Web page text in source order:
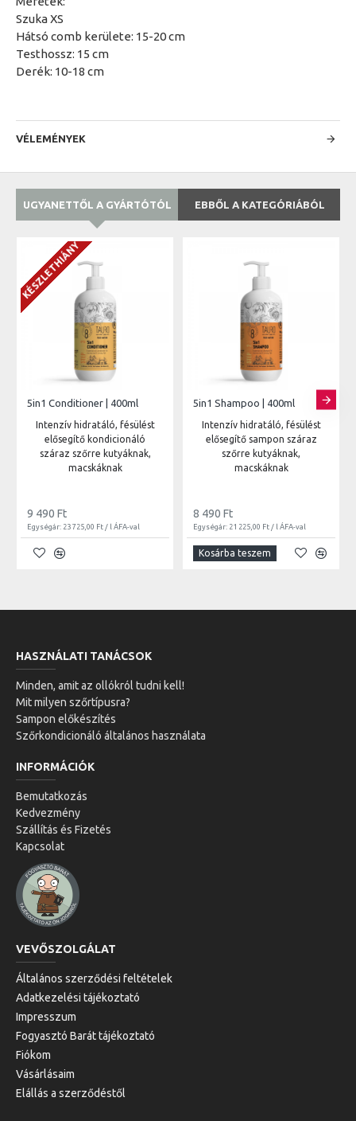
Szuka XS
Hátsó comb kerülete: 15-20 cm
Testhossz: 15 cm
Derék: 10-18 cm
VÉLEMÉNYEK
UGYANETTŐL A GYÁRTÓTÓL EBBŐL A KATEGÓRIÁBÓL
KÉSZLETHIÁNY
5in1 Conditioner | 400ml
Intenzív hidratáló, fésülést
elősegítő kondicionáló
száraz szőrre kutyáknak,
macskáknak
9 490 Ft
Egységár: 23 725,00 Ft / l ÁFA-val
5in1 Shampoo | 400ml
Intenzív hidratáló, fésülést
elősegítő sampon száraz
szőrre kutyáknak,
macskáknak
8 490 Ft
Egységár: 21 225,00 Ft / l ÁFA-val
Kosárba teszem
HASZNÁLATI TANÁCSOK
Minden, amit az ollókról tudni kell!
Mit milyen szőrtípusra?
Sampon előkészítés
Szőrkondicionáló általános használata
INFORMÁCIÓK
Bemutatkozás
Kedvezmény
Szállítás és Fizetés
Kapcsolat
VEVŐSZOLGÁLAT
Általános szerződési feltételek
Adatkezelési tájékoztató
Impresszum
Fogyasztó Barát tájékoztató
Fiókom
Vásárlásaim
Elállás a szerződéstől